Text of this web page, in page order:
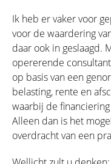
Ik heb er vaker voor
voor de waardering
daar ook in geslaagd.
opererende
op basis van een
belasting, rente en
waarbij de
Alleen dan is het
overdracht van een